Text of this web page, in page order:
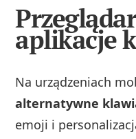
aplikacje
Na urządzeniach
alternatywne
emoji i